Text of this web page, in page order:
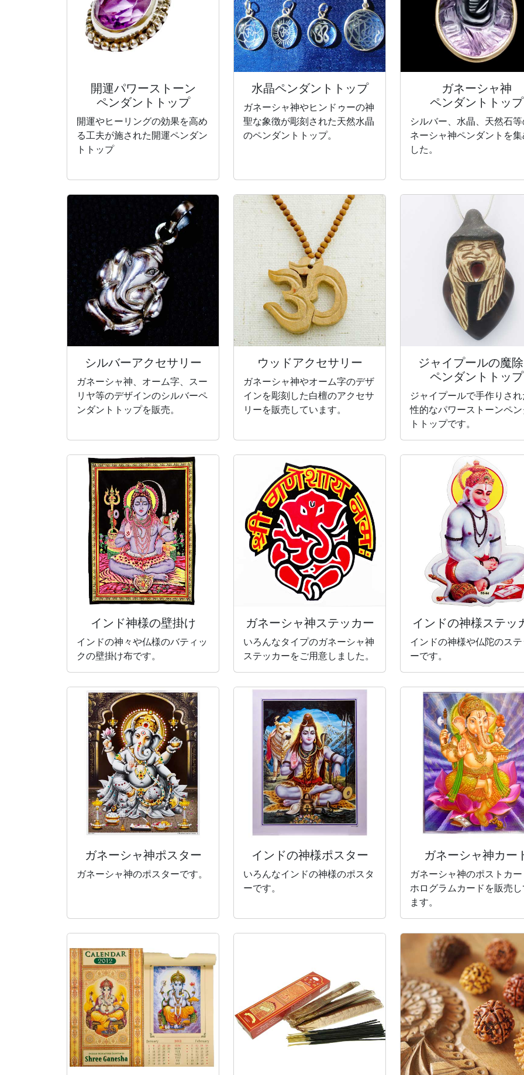
開運パワーストーン
ペンダントトップ
開運やヒーリングの効果を高め
る工夫が施された開運ペンダン
トトップ
水晶ペンダントトップ
ガネーシャ神やヒンドゥーの神
聖な象徴が彫刻された天然水晶
のペンダントトップ。
ガネーシャ神
ペンダントトップ
シルバー、水晶、天然石
ネーシャ神ペンダントを
した。
シルバーアクセサリー
ガネーシャ神、オーム字、スー
リヤ等のデザインのシルバーペ
ンダントトップを販売。
ウッドアクセサリー
ガネーシャ神やオーム字のデザ
インを彫刻した白檀のアクセサ
リーを販売しています。
ジャイプールの魔
ペンダントトップ
ジャイプールで手作りさ
性的なパワーストーンペ
トトップです。
インド神様の壁掛け
インドの神々や仏様のバティッ
クの壁掛け布です。
ガネーシャ神ステッカー
いろんなタイプのガネーシャ神
ステッカーをご用意しました。
インドの神様ステッ
インドの神様や仏陀のス
ーです。
ガネーシャ神ポスター
ガネーシャ神のポスターです。
インドの神様ポスター
いろんなインドの神様のポスタ
ーです。
ガネーシャ神カー
ガネーシャ神のポストカ
ホログラムカードを販売
ます。